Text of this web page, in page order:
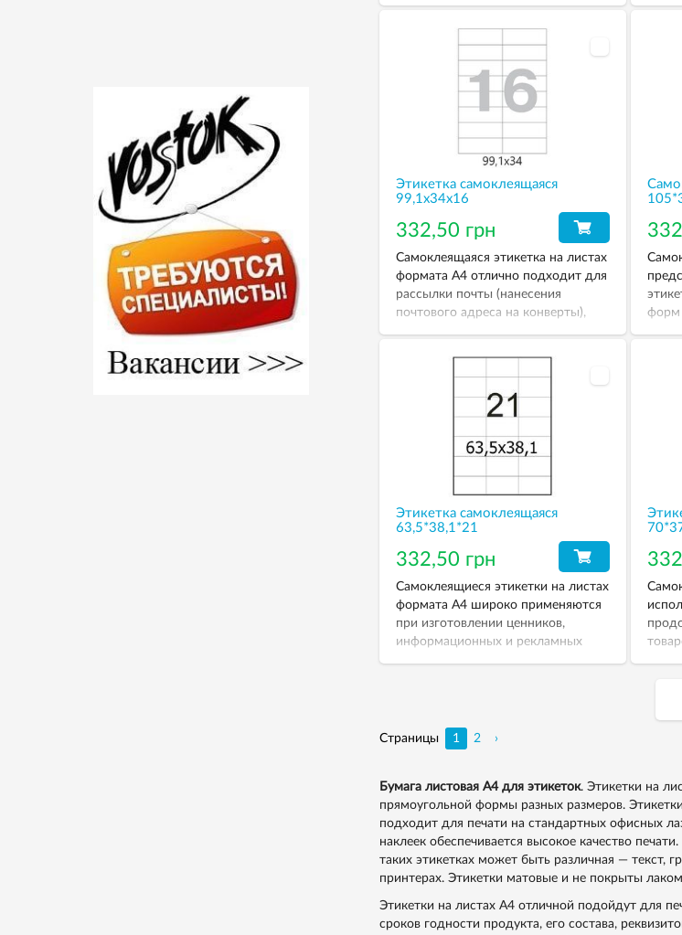
известными компьютерными
программами.
Этикетка самоклеящаяся
99,1х34х16
332,50 грн
Самоклеящаяся этикетка на листах
формата А4 отлично подходит для
рассылки почты (нанесения
почтового адреса на конверты),
форм
Этикетка самоклеящаяся
63,5*38,1*21
332,50 грн
Самоклеящиеся этикетки на листах
формата А4 широко применяются
при изготовлении ценников,
информационных и рекламных
Страницы 1 2 ›
Бумага листовая А4 для этикеток. Этикетки на
прямоугольной формы разных размеров.
подходит для печати на стандартных офисных
наклеек обеспечивается высокое качество
таких этикетках может быть различная — текст,
принтерах. Этикетки матовые и не покрыты
Этикетки на листах А4 отличной подойдут для
сроков годности продукта, его состава,